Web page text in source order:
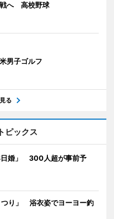
へ 高校野球
男子ゴルフ
る
ピックス
日婚」 300人超が事前予
つり」 浴衣姿でヨーヨー釣